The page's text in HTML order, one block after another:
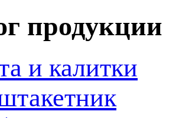
продукции
и калитки